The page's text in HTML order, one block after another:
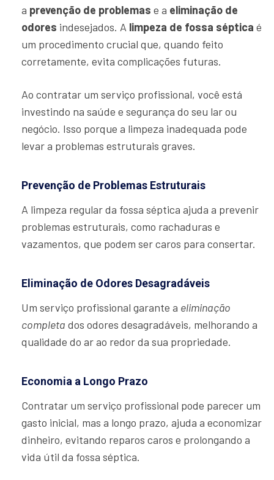
a prevenção de problemas e a eliminação de
odores indesejados. A limpeza de fossa séptica é
um procedimento crucial que, quando feito
corretamente, evita complicações futuras.
Ao contratar um serviço profissional, você está
investindo na saúde e segurança do seu lar ou
negócio. Isso porque a limpeza inadequada pode
levar a problemas estruturais graves.
Prevenção de Problemas Estruturais
A limpeza regular da fossa séptica ajuda a prevenir
problemas estruturais, como rachaduras e
vazamentos, que podem ser caros para consertar.
Eliminação de Odores Desagradáveis
Um serviço profissional garante a eliminação
completa dos odores desagradáveis, melhorando a
qualidade do ar ao redor da sua propriedade.
Economia a Longo Prazo
Contratar um serviço profissional pode parecer um
gasto inicial, mas a longo prazo, ajuda a economizar
dinheiro, evitando reparos caros e prolongando a
vida útil da fossa séptica.